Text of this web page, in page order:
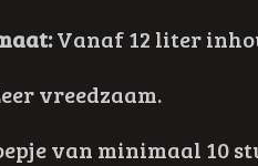
Vanaf 12 liter
vreedzaam.
van minimaal 10